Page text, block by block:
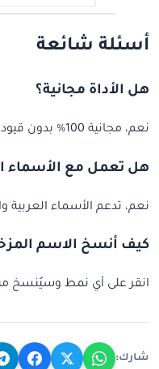
أسئلة شائعة
هل الأداة مجانية؟
نعم، مجانية 100% بدون قيود أو تسجيل.
هل تعمل مع الأسماء
نعم، تدعم الأسماء العربية
كيف أنسخ الاسم
انقر على أي نمط وسيُنسخ
شارك: